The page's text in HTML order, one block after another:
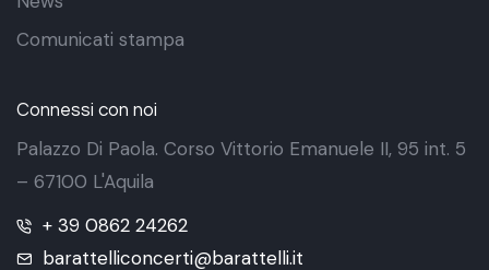
Comunicati stampa
Connessi con noi
Palazzo Di Paola. Corso Vittorio Emanuele II, 95 int. 5
– 67100 L'Aquila
+ 39 0862 24262
barattelliconcerti@barattelli.it